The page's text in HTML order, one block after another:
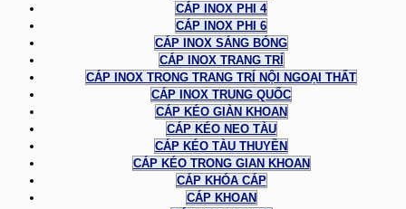
CÁP INOX PHI 4
CÁP INOX PHI 6
CÁP INOX SÁNG BÓNG
CÁP INOX TRANG TRÍ
CÁP INOX TRONG TRANG TRÍ NỘI NGOẠI THẤT
CÁP INOX TRUNG QUỐC
CÁP KÉO GIÀN KHOAN
CÁP KÉO NEO TÀU
CÁP KÉO TÀU THUYỀN
CÁP KÉO TRONG GIAN KHOAN
CÁP KHÓA CÁP
CÁP KHOAN